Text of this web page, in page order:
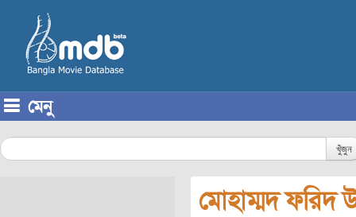
মেনু
খুঁজুন
মোহাম্মদ ফরিদ